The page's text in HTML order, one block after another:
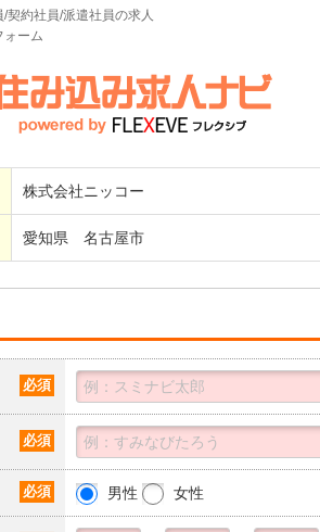
契約社員/派遣社員の求人
ォーム
株式会社ニッコー
愛知県 名古屋市
必須
必須
必須 男性 女性